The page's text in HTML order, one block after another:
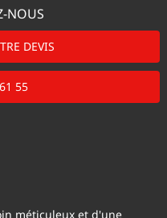
NOUS
DEVIS
55
méticuleux et d'une